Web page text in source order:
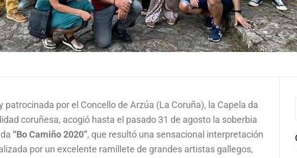
patrocinada por el Concello de Arzúa (La Coruña), la Capela da
coruñesa, acogió hasta el pasado 31 de agosto la soberbia
“Bo Camiño 2020”, que resultó una sensacional interpretación
por un excelente ramillete de grandes artistas gallegos,